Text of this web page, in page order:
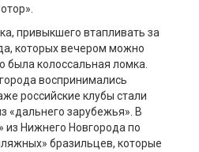
привыкшего втапливать за
которых вечером можно
была колоссальная ломка.
воспринимались
российские клубы стали
«дальнего зарубежья». В
из Нижнего Новгорода по
бразильцев, которые